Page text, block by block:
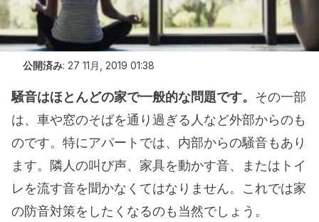
公開済み: 27 11月, 2019 01:38
騒音はほとんどの家で一般的な問題です。 その一部
は、車や窓のそばを通り過ぎる人など外部からのも
のです。特にアパートでは、内部からの騒音もあり
ます。隣人の叫び声、家具を動かす音、またはトイ
レを流す音を聞かなくてはなりません。これでは家
の防音対策をしたくなるのも当然でしょう。